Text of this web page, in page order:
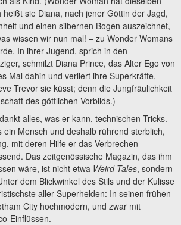
sie Diana, nach jener Göttin der Jagd,
und einen silbernen Bogen auszeichnet,
wissen wir nun mal! – zu Wonder Womans
In ihrer Jugend, sprich in den
schmilzt Diana Prince, das Alter Ego von
Mal dahin und verliert ihre Superkräfte,
Trevor sie küsst; denn die Jungfräulichkeit
des göttlichen Vorbilds.)
alles, was er kann, technischen Tricks.
ein Mensch und deshalb rührend sterblich,
mit deren Hilfe er das Verbrechen
Das zeitgenössische Magazin, das ihm
wäre, ist nicht etwa Weird Tales, sondern
dem Blickwinkel des Stils und der Kulisse
aller Superhelden: In seinen frühen
City hochmodern, und zwar mit
Einflüssen.